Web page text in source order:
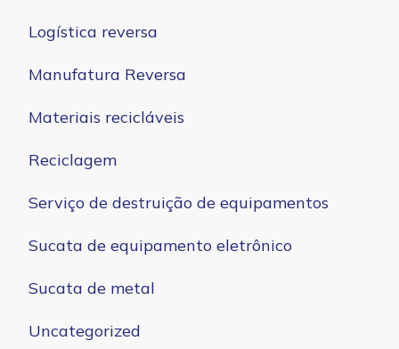
Logística reversa
Manufatura Reversa
Materiais recicláveis
Reciclagem
Serviço de destruição de equipamentos
Sucata de equipamento eletrônico
Sucata de metal
Uncategorized